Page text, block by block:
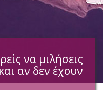
να μιλήσεις
αν δεν έχουν